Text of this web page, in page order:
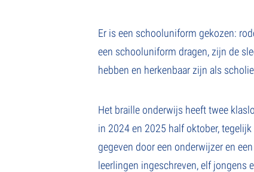
Er is een schooluniform gekozen:
een schooluniform dragen, zijn de
hebben en herkenbaar zijn als
Het braille onderwijs heeft twee
in 2024 en 2025 half oktober,
gegeven door een onderwijzer en
leerlingen ingeschreven, elf jongens